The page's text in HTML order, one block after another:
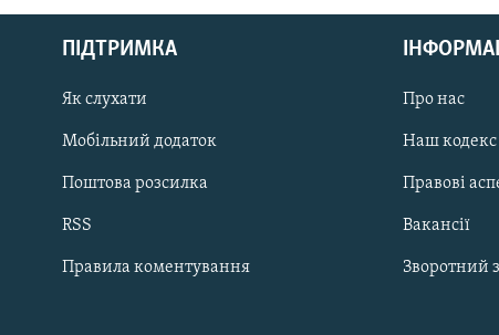
РУС
ДОЛУЧАЙСЯ!
ПІДТРИМКА
Як слухати
Мобільний додаток
Поштова розсилка
RSS
Правила коментування
Про нас
Наш кодекс
Правові
Вакансії
Зворотний